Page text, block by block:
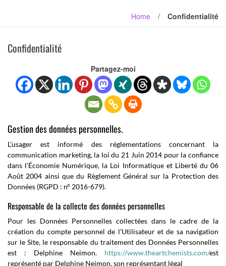
Home / Confidentialité
Confidentialité
Partagez-moi
Gestion des données personnelles.
L’usager est informé des réglementations concernant la
communication marketing, la loi du 21 Juin 2014 pour la confiance
dans l’Économie Numérique, la Loi Informatique et Liberté du 06
Août 2004 ainsi que du Règlement Général sur la Protection des
Données (RGPD : n° 2016-679).
Responsable de la collecte des données personnelles
Pour les Données Personnelles collectées dans le cadre de la
création du compte personnel de l’Utilisateur et de sa navigation
sur le Site, le responsable du traitement des Données Personnelles
est : Delphine Neimon.
https://www.theartchemists.com/est
représenté par Delphine Neimon, son représentant légal